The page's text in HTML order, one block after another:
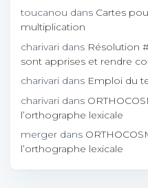
toucanou dans Cartes
multiplication
charivari dans Résolution
sont apprises et rendre
charivari dans Emploi du
charivari dans
l’orthographe lexicale
merger dans
l’orthographe lexicale